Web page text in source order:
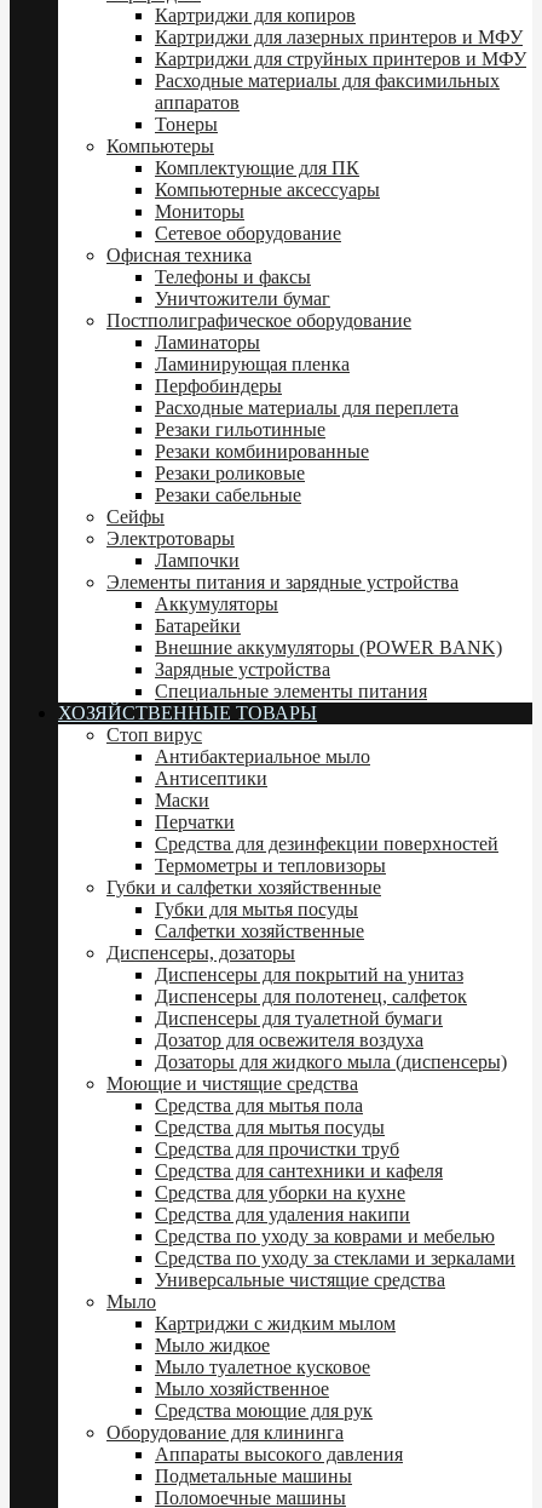
Картриджи для копиров
Картриджи для лазерных принтеров и МФУ
Картриджи для струйных принтеров и МФУ
Расходные материалы для факсимильных
аппаратов
Тонеры
Компьютеры
Комплектующие для ПК
Компьютерные аксессуары
Мониторы
Сетевое оборудование
Офисная техника
Телефоны и факсы
Уничтожители бумаг
Постполиграфическое оборудование
Ламинаторы
Ламинирующая пленка
Перфобиндеры
Расходные материалы для переплета
Резаки гильотинные
Резаки комбинированные
Резаки роликовые
Резаки сабельные
Сейфы
Электротовары
Лампочки
Элементы питания и зарядные устройства
Аккумуляторы
Батарейки
Внешние аккумуляторы (POWER BANK)
Зарядные устройства
Специальные элементы питания
ХОЗЯЙСТВЕННЫЕ ТОВАРЫ
Стоп вирус
Антибактериальное мыло
Антисептики
Маски
Перчатки
Средства для дезинфекции поверхностей
Термометры и тепловизоры
Губки и салфетки хозяйственные
Губки для мытья посуды
Салфетки хозяйственные
Диспенсеры, дозаторы
Диспенсеры для покрытий на унитаз
Диспенсеры для полотенец, салфеток
Диспенсеры для туалетной бумаги
Дозатор для освежителя воздуха
Дозаторы для жидкого мыла (диспенсеры)
Моющие и чистящие средства
Средства для мытья пола
Средства для мытья посуды
Средства для прочистки труб
Средства для сантехники и кафеля
Средства для уборки на кухне
Средства для удаления накипи
Средства по уходу за коврами и мебелью
Средства по уходу за стеклами и зеркалами
Универсальные чистящие средства
Мыло
Картриджи с жидким мылом
Мыло жидкое
Мыло туалетное кусковое
Мыло хозяйственное
Средства моющие для рук
Оборудование для клининга
Аппараты высокого давления
Подметальные машины
Поломоечные машины